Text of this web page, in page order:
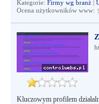
Kategorie: Firmy wg branż|
Ocena użytkowników www:
Kluczowym profilem